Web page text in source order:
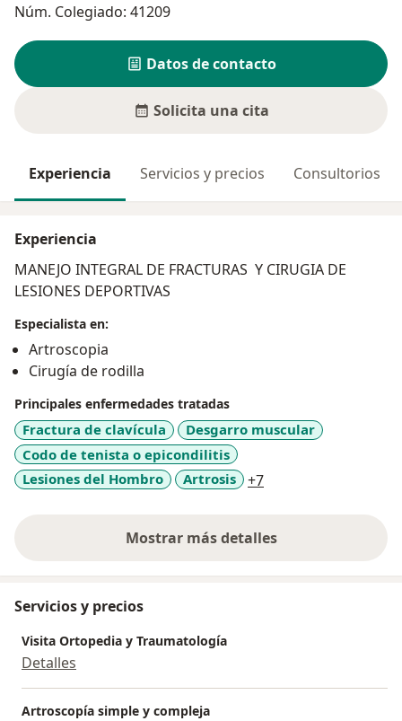
Núm. Colegiado: 41209
Datos de contacto
Solicita una cita
Experiencia Servicios y precios Consultorios
Experiencia
MANEJO INTEGRAL DE FRACTURAS Y CIRUGIA DE
LESIONES DEPORTIVAS
Especialista en:
Artroscopia
Cirugía de rodilla
Principales enfermedades tratadas
Fractura de clavícula
Desgarro muscular
Codo de tenista o epicondilitis
Lesiones del Hombro
Artrosis +7
Mostrar más detalles
sobre la experiencia
Servicios y precios
Visita Ortopedia y Traumatología
Detalles
Artroscopía simple y compleja